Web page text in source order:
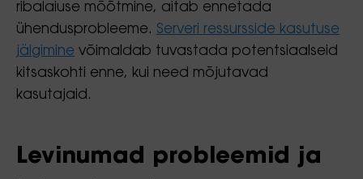
ribalaiuse mõõtmine, aitab ennetada
ühendusprobleeme. Serveri ressursside kasutuse
jälgimine võimaldab tuvastada potentsiaalseid
kitsaskohti enne, kui need mõjutavad
kasutajaid.
Levinumad probleemid ja